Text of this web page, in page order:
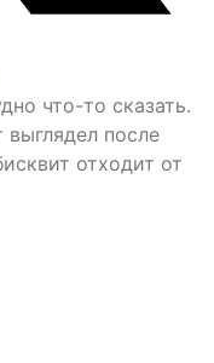
что-то сказать.
после
отходит от